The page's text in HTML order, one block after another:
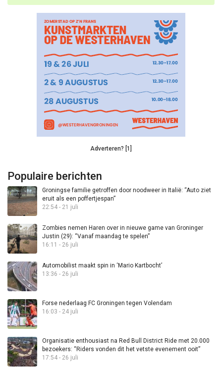
Adverteren? [1]
Populaire berichten
Groningse familie getroffen door noodweer in Italië: “Auto ziet
eruit als een poffertjespan”
22:54 - 21 juli
Zombies nemen Haren over in nieuwe game van Groninger
Justin (29): “Vanaf maandag te spelen”
16:11 - 26 juli
Automobilist maakt spin in ‘Mario Kartbocht’
13:36 - 26 juli
Forse nederlaag FC Groningen tegen Volendam
16:03 - 24 juli
Organisatie enthousiast na Red Bull District Ride met 20.000
bezoekers: “Riders vonden dit het vetste evenement ooit”
17:54 - 26 juli